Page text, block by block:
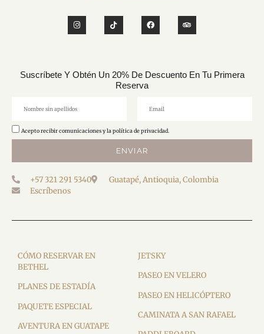
Suscríbete Y Obtén Un 20% De Descuento En Tu Primera
Reserva
Acepto recibir comunicaciones y la política de privacidad.
ENVIAR
+57 321 291 5340
Guatapé, Antioquia, Colombia
Escríbenos
CÓMO RESERVAR EN
BETHEL
PLANES DE ESTADÍA
PAQUETE ESPECIAL
AVENTURA EN GUATAPE
JETSKY
PASEO EN VELERO
PASEO EN HELICÓPTERO
CAMINATA A SAN RAFAEL